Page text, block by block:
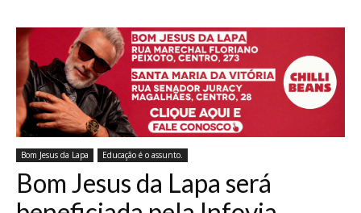
Bom Jesus da Lapa Educação é o assunto.
Bom Jesus da Lapa será